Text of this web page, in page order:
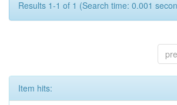
Results 1-1 of 1 (Search time: 0.001
Item hits: